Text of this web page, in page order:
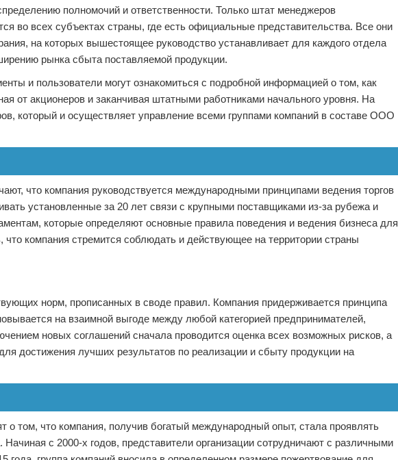
полномочий и ответственности. Только штат менеджеров
во всех субъектах страны, где есть официальные представительства. Все они
на которых вышестоящее руководство устанавливает для каждого отдела
рынка сбыта поставляемой продукции.
и пользователи могут ознакомиться с подробной информацией о том, как
от акционеров и заканчивая штатными работниками начального уровня. На
который и осуществляет управление всеми группами компаний в составе ООО
что компания руководствуется международными принципами ведения торгов
установленные за 20 лет связи с крупными поставщиками из-за рубежа и
которые определяют основные правила поведения и ведения бизнеса для
компания стремится соблюдать и действующее на территории страны
норм, прописанных в своде правил. Компания придерживается принципа
на взаимной выгоде между любой категорией предпринимателей,
новых соглашений сначала проводится оценка всех возможных рисков, а
достижения лучших результатов по реализации и сбыту продукции на
о том, что компания, получив богатый международный опыт, стала проявлять
с 2000-х годов, представители организации сотрудничают с различными